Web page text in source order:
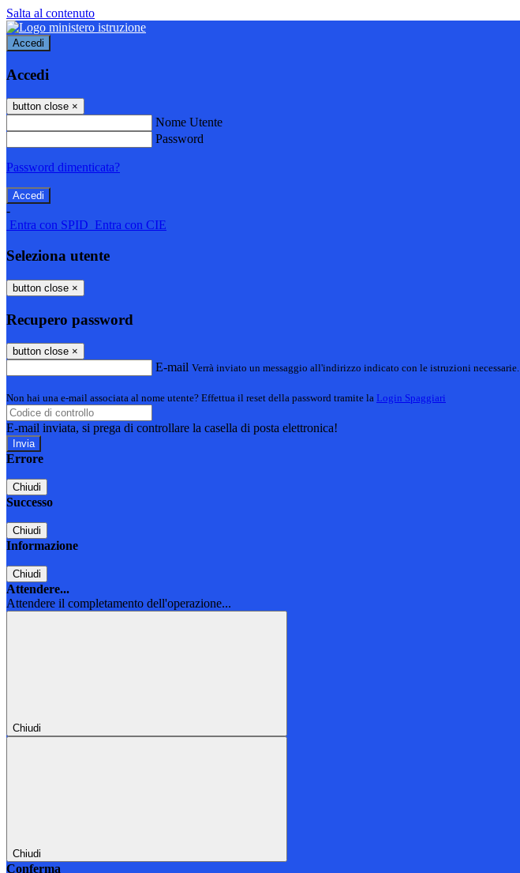
Salta al contenuto
Accedi
Accedi
button close ×
Nome Utente
Password
Password dimenticata?
-
Entra con SPID Entra con CIE
Seleziona utente
button close ×
Recupero password
button close ×
E-mail Verrà inviato un messaggio all'indirizzo indicato con le istruzioni necessarie.
Non hai una e-mail associata al nome utente? Effettua il reset della password tramite la Login Spaggiari
E-mail inviata, si prega di controllare la casella di posta elettronica!
Errore
Chiudi
Successo
Chiudi
Informazione
Chiudi
Attendere...
Attendere il completamento dell'operazione...
Chiudi
Chiudi
Conferma